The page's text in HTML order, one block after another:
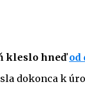
kleslo hneďod
dokonca k